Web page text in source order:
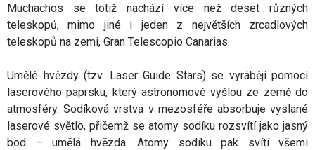
Muchachos se totiž nachází více než deset různých
teleskopů, mimo jiné i jeden z největších zrcadlových
teleskopů na zemi, Gran Telescopio Canarias.
Umělé hvězdy (tzv. Laser Guide Stars) se vyrábějí pomocí
laserového paprsku, který astronomové vyšlou ze země do
atmosféry. Sodíková vrstva v mezosféře absorbuje vyslané
laserové světlo, přičemž se atomy sodíku rozsvítí jako jasný
bod – umělá hvězda. Atomy sodíku pak svítí všemi